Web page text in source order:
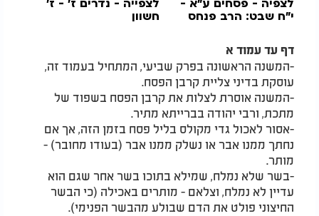
לצפיה - פסחים ע"א -
י"ח שבט: הרב פנחס
לצפייה - נדרים ז' - ז'
חשוון
דף עד עמוד א
-המשנה הראשונה בפרק שביעי, המתחיל בעמוד זה,
עוסקת בדיני צליית קרבן הפסח.
-המשנה אוסרת לצלות את קרבן הפסח בשפוד של
מתכת, ורבי יהודה בברייתא מתיר.
-אסור לאכול גדי מקולס בליל פסח בזמן הזה, אך אם
נחתך ממנו אבר או נשלק ממנו אבר (בעודו מחובר) -
מותר.
-בשר שלא נמלח, שמילא בתוכו בשר אחר שגם הוא
עדיין לא נמלח, וצלאם - מותרים באכילה (כי הבשר
החיצוני פולט את הדם שבולע מהבשר הפנימי).